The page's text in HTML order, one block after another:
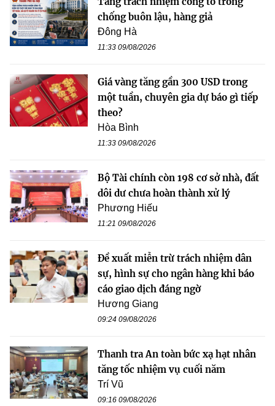
chống buôn lậu, hàng giả
Đông Hà
11:33 09/08/2026
Giá vàng tăng gần 300 USD trong
một tuần, chuyên gia dự báo gì tiếp
theo?
Hòa Bình
11:33 09/08/2026
Bộ Tài chính còn 198 cơ sở nhà, đất
dôi dư chưa hoàn thành xử lý
Phương Hiếu
11:21 09/08/2026
Đề xuất miễn trừ trách nhiệm dân
sự, hình sự cho ngân hàng khi báo
cáo giao dịch đáng ngờ
Hương Giang
09:24 09/08/2026
Thanh tra An toàn bức xạ hạt nhân
tăng tốc nhiệm vụ cuối năm
Trí Vũ
09:16 09/08/2026